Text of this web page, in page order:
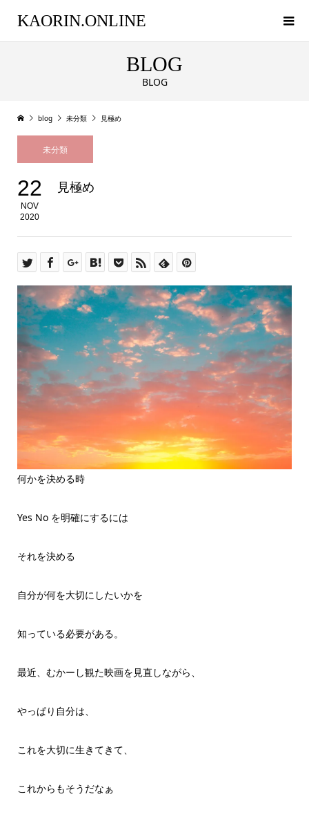
KAORIN.ONLINE
BLOG
BLOG
blog 未分類 見極め
未分類
22
NOV
2020
見極め
何かを決める時
Yes No を明確にするには
それを決める
自分が何を大切にしたいかを
知っている必要がある。
最近、むかーし観た映画を見直しながら、
やっぱり自分は、
これを大切に生きてきて、
これからもそうだなぁ